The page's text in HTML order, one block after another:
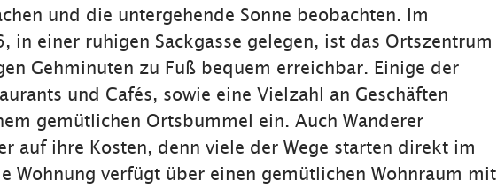
und die untergehende Sonne beobachten. Im
in einer ruhigen Sackgasse gelegen, ist das Ortszentrum
Gehminuten zu Fuß bequem erreichbar. Einige der
und Cafés, sowie eine Vielzahl an Geschäften
gemütlichen Ortsbummel ein. Auch Wanderer
auf ihre Kosten, denn viele der Wege starten direkt im
Wohnung verfügt über einen gemütlichen Wohnraum mit